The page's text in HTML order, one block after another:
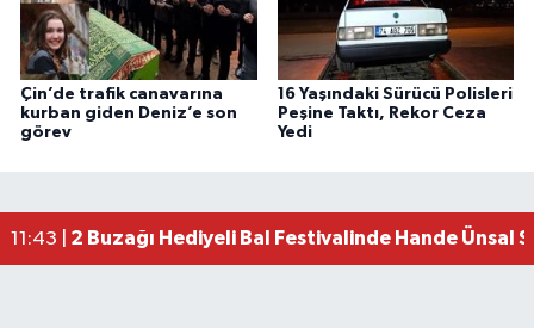
Çin’de trafik canavarına
kurban giden Deniz’e son
görev
16 Yaşındaki Sürücü Polisleri
Peşine Taktı, Rekor Ceza
Yedi
11:43 | 2 Buzağı Hediyeli Bal Festivalinde Hande Ünsal